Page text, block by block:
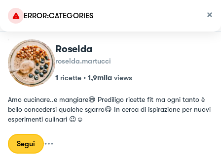
ERROR:CATEGORIES
Roselda
roselda.martucci
1 ricette • 1,9mila views
Amo cucinare..e mangiare😅 Prediligo ricette fit ma ogni tanto è
bello concedersi qualche sgarro😋 In cerca di ispirazione per nuovi
esperimenti culinari 😉☺️
Segui